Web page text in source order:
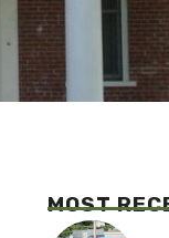
MOST